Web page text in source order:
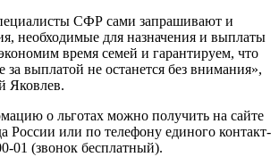
СФР сами запрашивают и
необходимые для назначения и выплаты
время семей и гарантируем, что
выплатой не останется без внимания»,
Яковлев.
о льготах можно получить на сайте
России или по телефону единого контакт-
01 (звонок бесплатный).